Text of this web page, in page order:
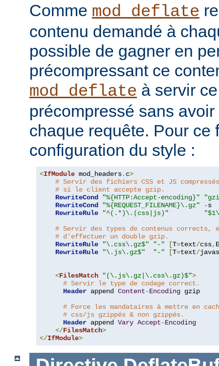
Comme mod_deflate
contenu demandé à
possible de gagner en
précompressant ce
mod_deflate à servir
précompressé sans
chaque requête. Pour ce
configuration du style :
<IfModule mod_headers. c>
# Servir des fichiers CSS et JS
# si le client accepte gzip.
RewriteCond
"%{HTTP:Accept-encoding}"
RewriteCond
"%{REQUEST_FILENAME}\.gz" -s
RewriteRule
"^(.*)\.(css|js)"
# Servir des types de contenus corrects,
# d'effectuer un double gzip.
RewriteRule
"\.css\.gz$" "-" [T=text/css, E
RewriteRule
"\.js\.gz$" "-" [T=text/
<FilesMatch "(\.js\.gz|\.css\.gz)$">
# Servir le type de codage correct.
Header append Content-Encoding gzip
# Force les mandataires à mettre en
# css/js gzippés & non gzippés.
Header append Vary Accept-Encoding
</FilesMatch>
</IfModule>